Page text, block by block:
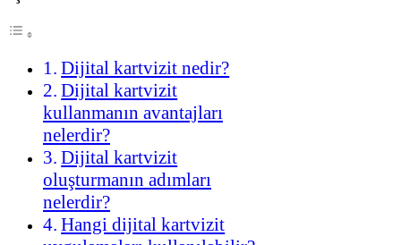
Dijital kartvizit nedir?
Dijital kartvizit
kullanmanın avantajları
nelerdir?
Dijital kartvizit
oluşturmanın adımları
nelerdir?
Hangi dijital kartvizit